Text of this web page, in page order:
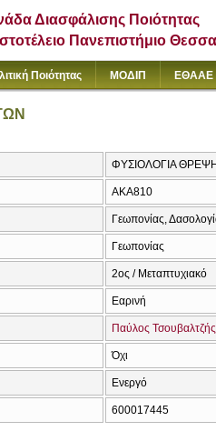
Διασφάλισης Ποιότητας
Πανεπιστήμιο
Ποιότητας ΜΟΔΙΠ ΕΘΑΑΕ
ΦΥΣΙΟΛΟΓΙΑ
AKA810
Γεωπονίας,
Γεωπονίας
2ος / Μεταπτυχιακό
Εαρινή
Παύλος Τσουβαλτζής
Όχι
Ενεργό
600017445